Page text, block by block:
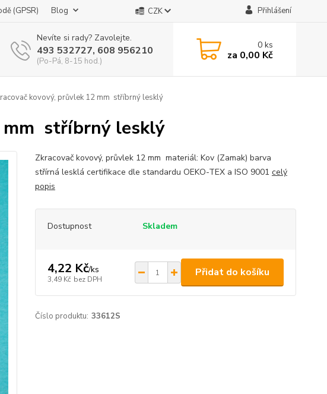
(GPSR) Blog CZK Přihlášení
Nevíte si rady? Zavolejte.
493 532727, 608 956210
(Po-Pá, 8-15 hod.)
0ks
za 0,00 Kč
kovový, průvlek 12 mm stříbrný lesklý
mm stříbrný lesklý
Zkracovač kovový, průvlek 12 mm materiál: Kov (Zamak) barva
střírná lesklá certifikace dle standardu OEKO-TEX a ISO 9001 celý
popis
Dostupnost Skladem
4,22 Kč/ks
3,49 Kč bez DPH
Přidat do košíku
Číslo produktu: 33612S